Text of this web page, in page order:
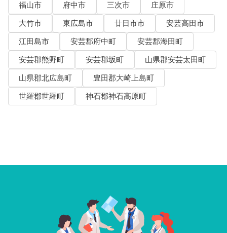
福山市
府中市 三次市
庄原市
大竹市
東広島市 廿日市市
安芸高田市
江田島市
安芸郡府中町
安芸郡海田町
安芸郡熊野町
安芸郡坂町
山県郡安芸太田町
山県郡北広島町
豊田郡大崎上島町
世羅郡世羅町
神石郡神石高原町